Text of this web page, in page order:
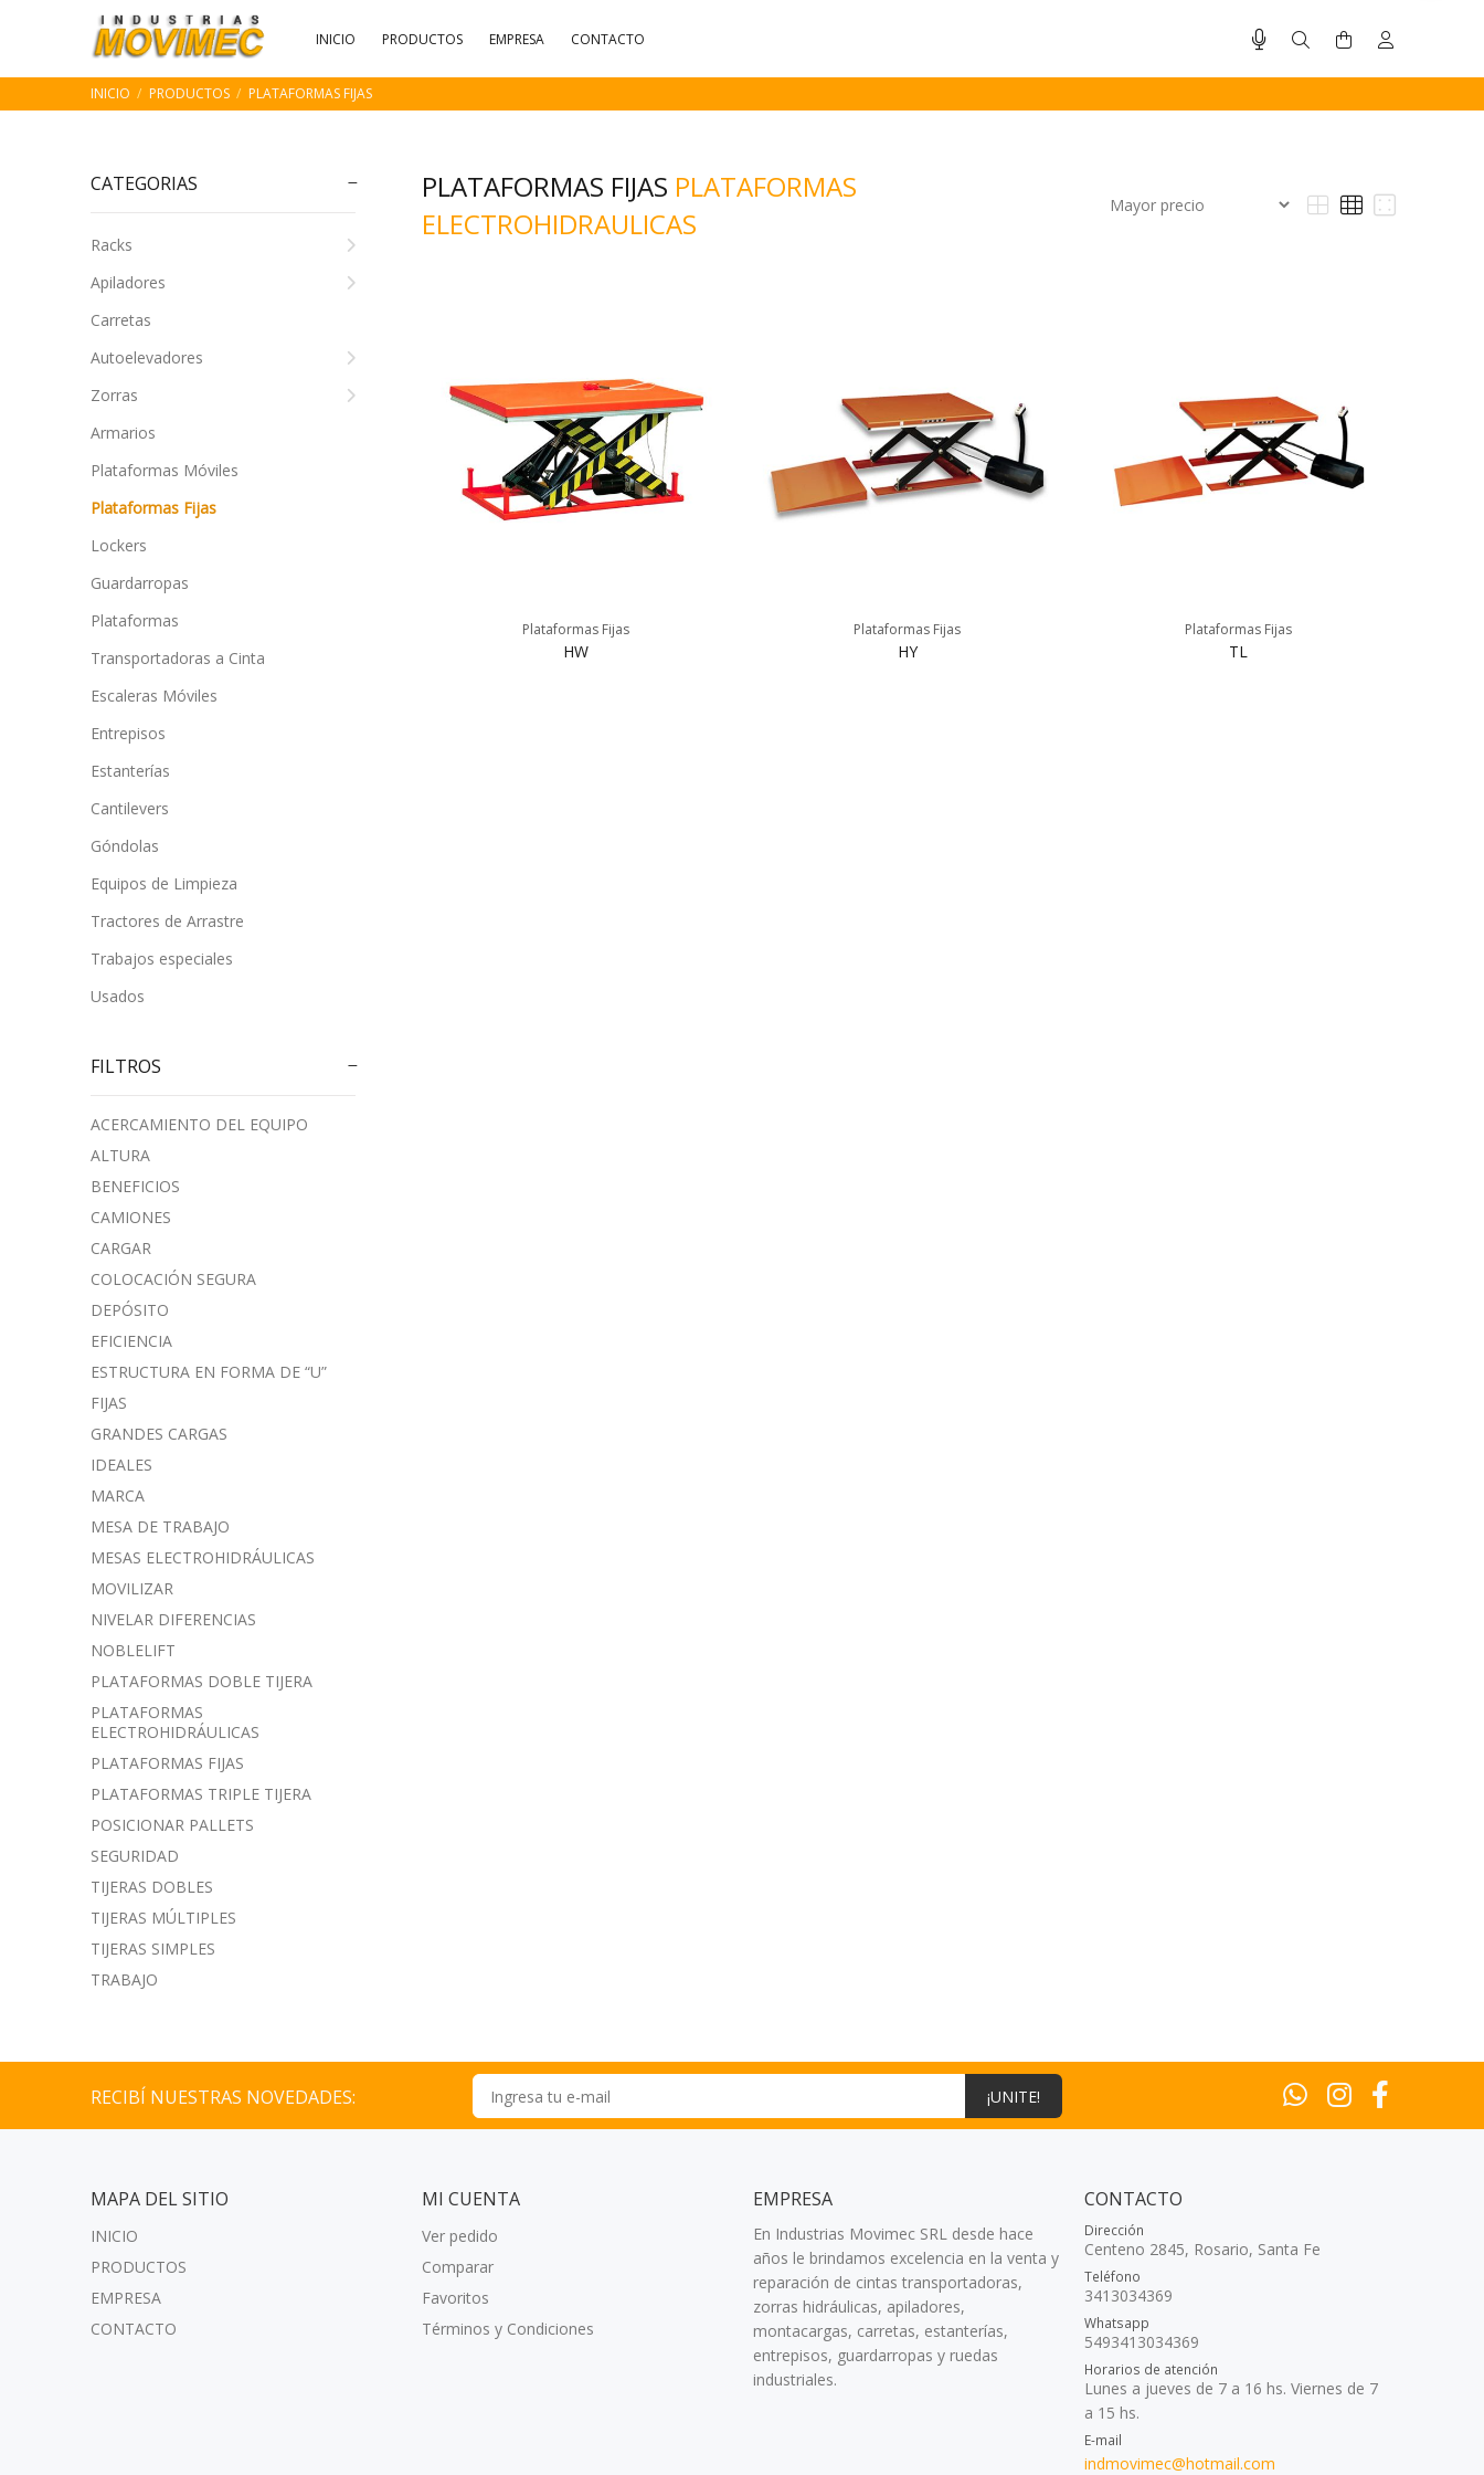
INICIO PRODUCTOS EMPRESA CONTACTO
INICIO PRODUCTOS PLATAFORMAS FIJAS
CATEGORIAS
Racks
Apiladores
Carretas
Autoelevadores
Zorras
Armarios
Plataformas Móviles
Plataformas Fijas
Lockers
Guardarropas
Plataformas
Transportadoras a Cinta
Escaleras Móviles
Entrepisos
Estanterías
Cantilevers
Góndolas
Equipos de Limpieza
Tractores de Arrastre
Trabajos especiales
Usados
FILTROS
ACERCAMIENTO DEL EQUIPO
ALTURA
BENEFICIOS
CAMIONES
CARGAR
COLOCACIÓN SEGURA
DEPÓSITO
EFICIENCIA
ESTRUCTURA EN FORMA DE “U”
FIJAS
GRANDES CARGAS
IDEALES
MARCA
MESA DE TRABAJO
MESAS ELECTROHIDRÁULICAS
MOVILIZAR
NIVELAR DIFERENCIAS
NOBLELIFT
PLATAFORMAS DOBLE TIJERA
PLATAFORMAS
ELECTROHIDRÁULICAS
PLATAFORMAS FIJAS
PLATAFORMAS TRIPLE TIJERA
POSICIONAR PALLETS
SEGURIDAD
TIJERAS DOBLES
TIJERAS MÚLTIPLES
TIJERAS SIMPLES
TRABAJO
PLATAFORMAS FIJAS PLATAFORMAS
ELECTROHIDRAULICAS
Plataformas Fijas
HW
Plataformas Fijas
HY
Plataformas Fijas
TL
RECIBÍ NUESTRAS NOVEDADES: ¡UNITE!
MAPA DEL SITIO
INICIO
PRODUCTOS
EMPRESA
CONTACTO
MI CUENTA
Ver pedido
Comparar
Favoritos
Términos y Condiciones
EMPRESA
En Industrias Movimec SRL desde hace
años le brindamos excelencia en la venta y
reparación de cintas transportadoras,
zorras hidráulicas, apiladores,
montacargas, carretas, estanterías,
entrepisos, guardarropas y ruedas
industriales.
CONTACTO
Dirección
Centeno 2845, Rosario, Santa Fe
Teléfono
3413034369
Whatsapp
5493413034369
Horarios de atención
Lunes a jueves de 7 a 16 hs. Viernes de 7
a 15 hs.
E-mail
indmovimec@hotmail.com